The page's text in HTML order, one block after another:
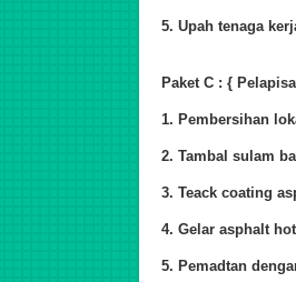
5. Upah tenaga
Paket C : {
1. Pembersihan
2. Tambal sulam
3. Teack coating
4. Gelar asphalt
5. Pemadtan